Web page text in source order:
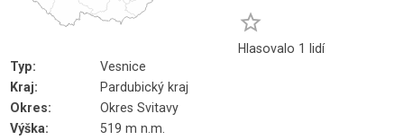

Hlasovalo 1 lidí
Typ:
Vesnice
Kraj:
Pardubický kraj
Okres:
Okres Svitavy
Výška:
519 m n.m.